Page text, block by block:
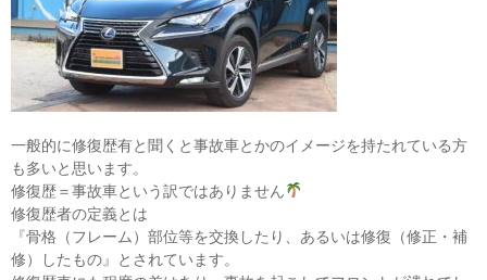
一般的に修復歴有と聞くと事故車とかのイメージを持たれている方
も多いと思います。
修復歴＝事故車という訳ではありません
修復歴者の定義とは
『骨格（フレーム）部位等を交換したり、あるいは修復（修正・補
修）したもの』とされています。